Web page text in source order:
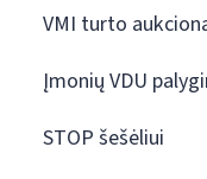
VMI turto
Įmonių VDU
STOP šešėliui